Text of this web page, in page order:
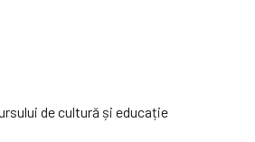
de cultură și educație